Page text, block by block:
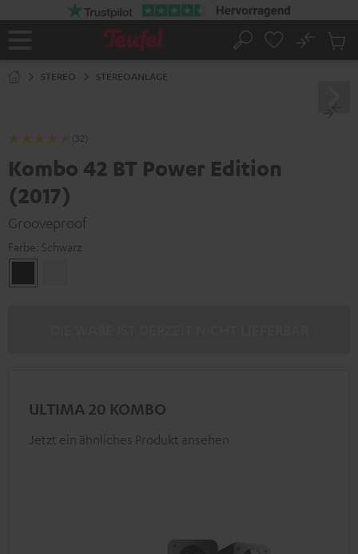
Startseite
Suche
No
STEREO STEREOANLAGE
(32)
Kombo 42 BT Power Edition
(2017)
Grooveproof
Farbe: Schwarz
ULTIMA 20 KOMBO
Jetzt ein ähnliches Produkt ansehen